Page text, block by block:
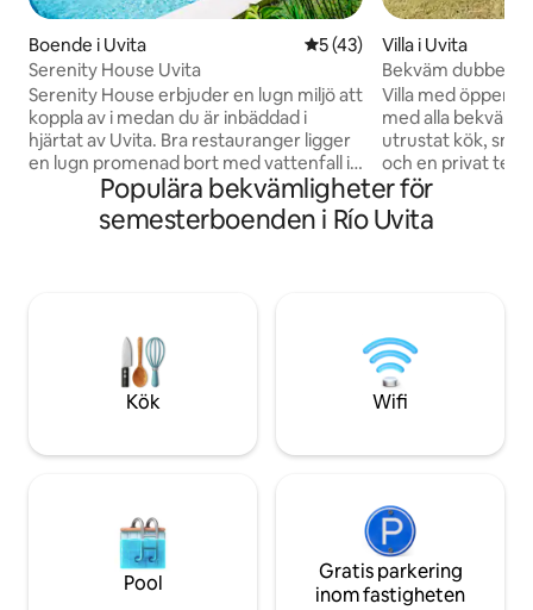
Boende i Uvita 5 av 5 i genomsnittligt
5 (43)
Serenity House Uvita
Serenity House erbjuder en lugn miljö att
koppla av i medan du är inbäddad i
hjärtat av Uvita. Bra restauranger ligger
en lugn promenad bort med vattenfall i
närheten. En sju minuters bilresa tar dig
till de berömda stränderna Whale Tail
och Playa Hermosa. Serenity Houses
tropiska skönheten medan du njuter av
ditt morgonkaffe, kvällscocktail eller tar
ett dopp i poolen.
Villa i Uvita
Bekväm
gård, pool
Villa med öppen
med alla
utrustat kök,
och en privat
en perfekt dag
den lyxiga King-
gäster som den
en kort bilresa till
Park och de
Populära bekvämligheter för
semesterboenden i Río Uvita
Kök Wifi
Pool
Gratis parkering
inom fastigheten